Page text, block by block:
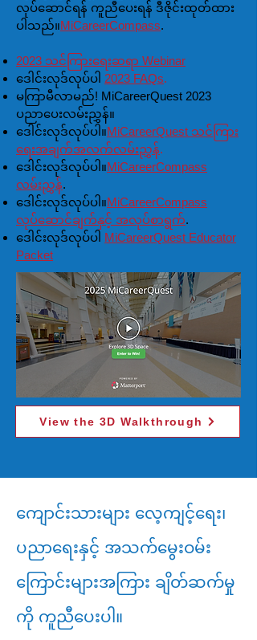
လုပ်ဆောင်ရန် ကူညီပေးရန် ဒီဇိုင်းထုတ်ထား
ပါသည်။MiCareerCompass.
2023 သင်ကြားရေးဆရာ Webinar
ဒေါင်းလုဒ်လုပ်ပါ 2023 FAQs.
မကြာမီလာမည်! MiCareerQuest 2023
ပညာပေးလမ်းညွှန်။
ဒေါင်းလုဒ်လုပ်ပါ။MiCareerQuest သင်ကြား
ရေးအချက်အလက်လမ်းညွှန်.
ဒေါင်းလုဒ်လုပ်ပါ။MiCareerCompass
လမ်းညွှန်.
ဒေါင်းလုဒ်လုပ်ပါ။MiCareerCompass
လုပ်ဆောင်ချက်နှင့် အလုပ်စာရွက်.
ဒေါင်းလုဒ်လုပ်ပါ MiCareerQuest Educator
Packet
View the 3D Walkthrough
ကျောင်းသားများ လေ့ကျင့်ရေး၊
ပညာရေးနှင့် အသက်မွေးဝမ်း
ကြောင်းများအကြား ချိတ်ဆက်မှု
ကို ကူညီပေးပါ။